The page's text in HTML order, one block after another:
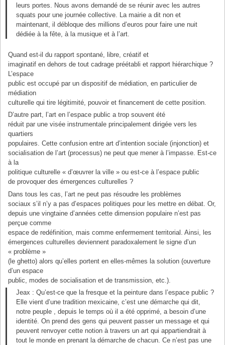
leurs portes. Nous avons demandé de se réunir avec les autres
squats pour une journée collective. La mairie a dit non et
maintenant, il débloque des millions d’euros pour faire une nuit
dédiée à la fête, à la musique et à l’art.
Quand est-il du rapport spontané, libre, créatif et
imaginatif en dehors de tout cadrage préétabli et rapport hiérarchique ?
L’espace
public est occupé par un dispositif de médiation, en particulier de
médiation
culturelle qui tire légitimité, pouvoir et financement de cette position.
D’autre part, l’art en l’espace public a trop souvent été
réduit par une visée instrumentale principalement dirigée vers les
quartiers
populaires. Cette confusion entre art d’intention sociale (injonction) et
socialisation de l’art (processus) ne peut que mener à l’impasse. Est-ce
à la
politique culturelle « d’œuvrer la ville » ou est-ce à l’espace public
de provoquer des émergences culturelles ?
Dans tous les cas, l’art ne peut pas résoudre les problèmes
sociaux s’il n’y a pas d’espaces politiques pour les mettre en débat. Or,
depuis une vingtaine d’années cette dimension populaire n’est pas
perçue comme
espace de redéfinition, mais comme enfermement territorial. Ainsi, les
émergences culturelles deviennent paradoxalement le signe d’un
« problème »
(le ghetto) alors qu’elles portent en elles-mêmes la solution (ouverture
d’un espace
public, modes de socialisation et de transmission, etc.).
Jeax : Qu’est-ce que la fresque et la peinture dans l’espace public ?
Elle vient d’une tradition mexicaine, c’est une démarche qui dit,
notre peuple , depuis le temps où il a été opprimé, a besoin d’une
identité. On prend des gens qui peuvent passer un message et qui
peuvent renvoyer cette notion à travers un art qui appartiendrait à
tout le monde en prenant la démarche de chacun. Ce n’est pas une